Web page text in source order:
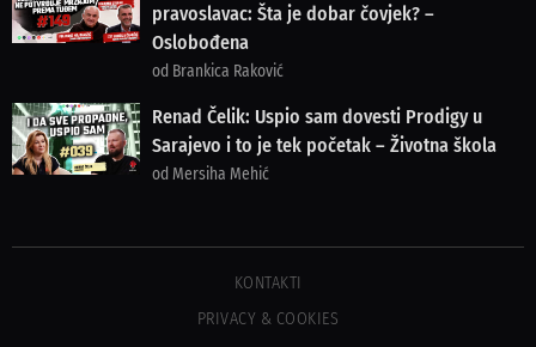
pravoslavac: Šta je dobar čovjek? –
Oslobođena
od Brankica Raković
Renad Čelik: Uspio sam dovesti Prodigy u
Sarajevo i to je tek početak – Životna škola
od Mersiha Mehić
KONTAKTI
PRIVACY & COOKIES